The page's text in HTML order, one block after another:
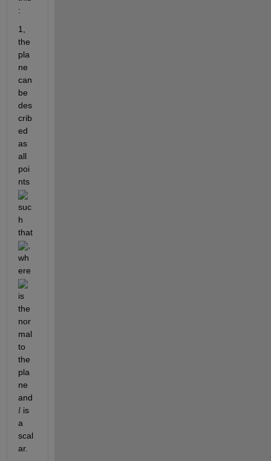
:
1,
the
pla
ne
can
be
des
crib
ed
as
all
poi
nts
suc
h
that
,
wh
ere
is
the
nor
mal
to
the
pla
ne
l is
a
scal
ar.